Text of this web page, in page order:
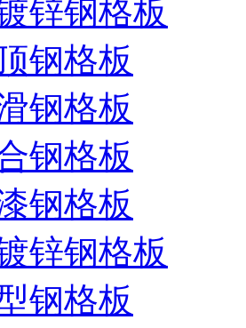
锌钢格板
钢格板
钢格板
钢格板
钢格板
锌钢格板
钢格板